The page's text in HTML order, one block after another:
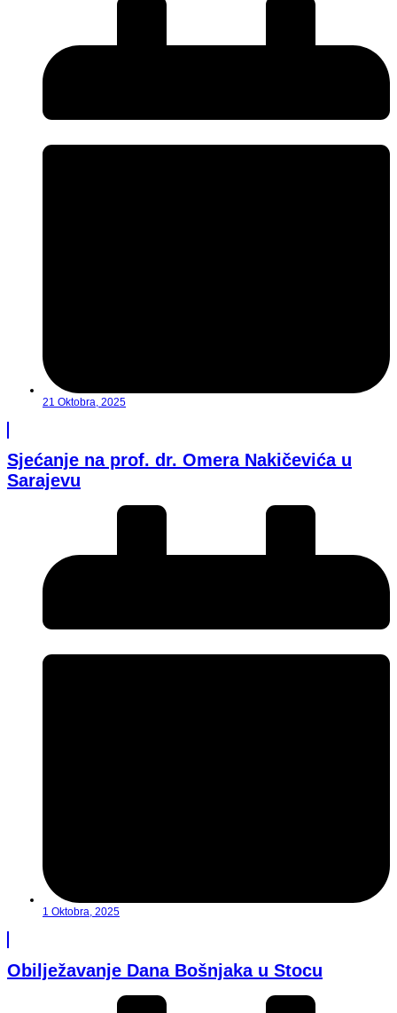
21 Oktobra, 2025
Sjećanje na prof. dr. Omera Nakičevića u
Sarajevu
1 Oktobra, 2025
Obilježavanje Dana Bošnjaka u Stocu